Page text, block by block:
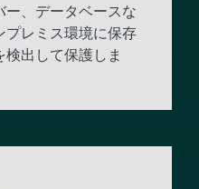
ー、データベースな
プレミス環境に保存
出して保護しま